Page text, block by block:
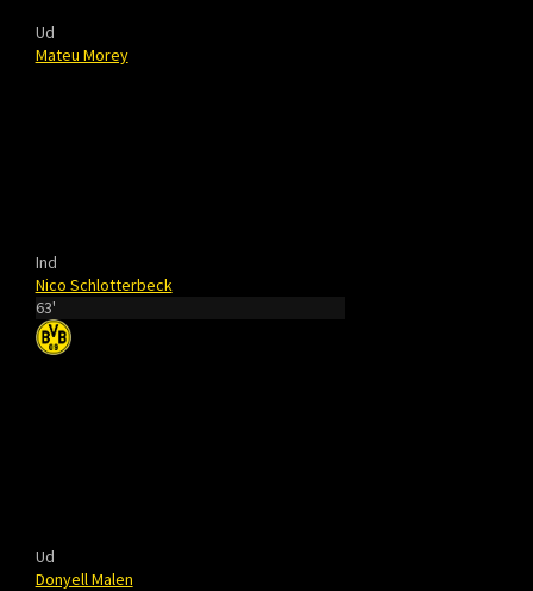
Ud
Mateu Morey
Ind
Nico Schlotterbeck
63'
Ud
Donyell Malen